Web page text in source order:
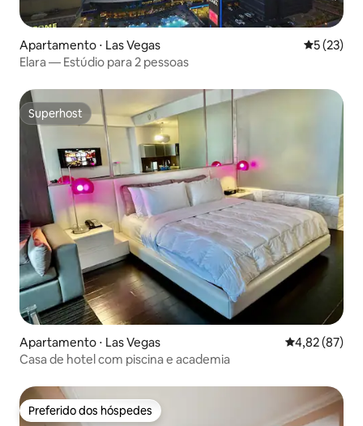
Apartamento ⋅ Las Vegas 5 de uma
5 (23)
Elara — Estúdio para 2 pessoas
Superhost
Superhost
Apartamento ⋅ Las Vegas 4,82 de uma
4,82 (87)
Casa de hotel com piscina e academia
Preferido dos hóspedes
Preferido dos hóspedes